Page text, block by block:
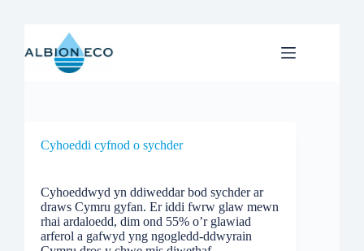
to
content
Cyhoeddi cyfnod o sychder
Cyhoeddwyd yn ddiweddar bod sychder ar
draws Cymru gyfan. Er iddi fwrw glaw mewn
rhai ardaloedd, dim ond 55% o’r glawiad
arferol a gafwyd yng ngogledd-ddwyrain